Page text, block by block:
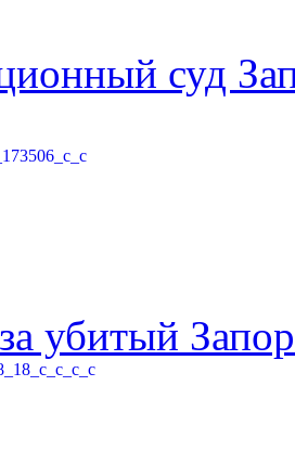
суд
убитый